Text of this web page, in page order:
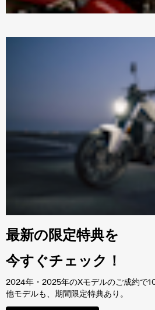
最新の限定特典を
今すぐチェック！
2024年・2025年のXモデルのご成約で
他モデルも、期間限定特典あり。